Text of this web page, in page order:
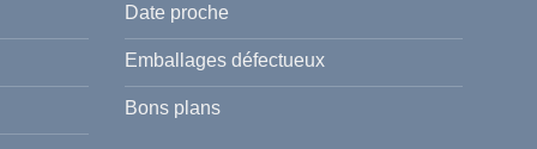
Date proche
Emballages défectueux
Bons plans